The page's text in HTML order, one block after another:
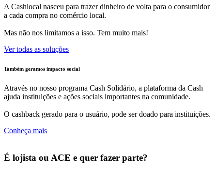
A Cashlocal nasceu para trazer dinheiro de volta para o consumidor
a cada compra no comércio local.
Mas não nos limitamos a isso. Tem muito mais!
Ver todas as soluções
Também geramos impacto social
Através no nosso programa Cash Solidário, a plataforma da Cash
ajuda instituições e ações sociais importantes na comunidade.
O cashback gerado para o usuário, pode ser doado para instituições.
Conheça mais
É lojista ou ACE e quer fazer parte?